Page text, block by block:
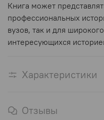
Книга может
профессиональных
вузов, так и для
интересующихся
Характеристики
Отзывы